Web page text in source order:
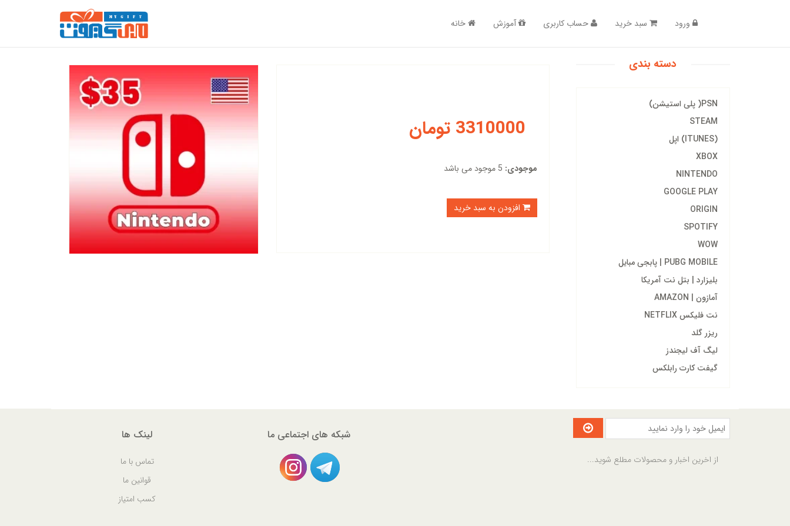
خانه آموزش حساب کاربری سبد خرید ورود
دسته بندی
PSN( پلی استیشن)
STEAM
(ITUNES) اپل
XBOX
NINTENDO
GOOGLE PLAY
ORIGIN
SPOTIFY
WOW
PUBG MOBILE | پابجی مبایل
بلیزارد | بتل نت آمریکا
آمازون | AMAZON
نت فلیکس NETFLIX
ریزر گلد
لیگ آف لیجندز
گیفت کارت رابلکس
3310000 تومان
موجودی:
افزودن به سبد خرید
لینک ها
تماس با ما
قوانین ما
کسب امتیاز
شبکه های اجتماعی ما
از اخرین اخبار و محصولات مطلع شوید...